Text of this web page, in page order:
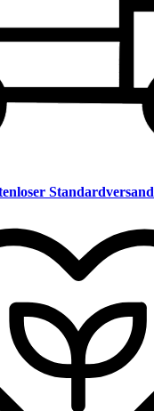
Standardversand